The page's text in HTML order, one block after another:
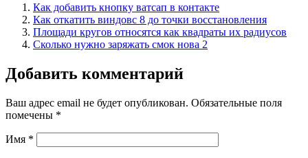
Как добавить кнопку ватсап в контакте
Как откатить виндовс 8 до точки восстановления
Площади кругов относятся как квадраты их радиусов
Сколько нужно заряжать смок нова 2
Добавить комментарий
Ваш адрес email не будет опубликован. Обязательные поля
помечены *
Имя *